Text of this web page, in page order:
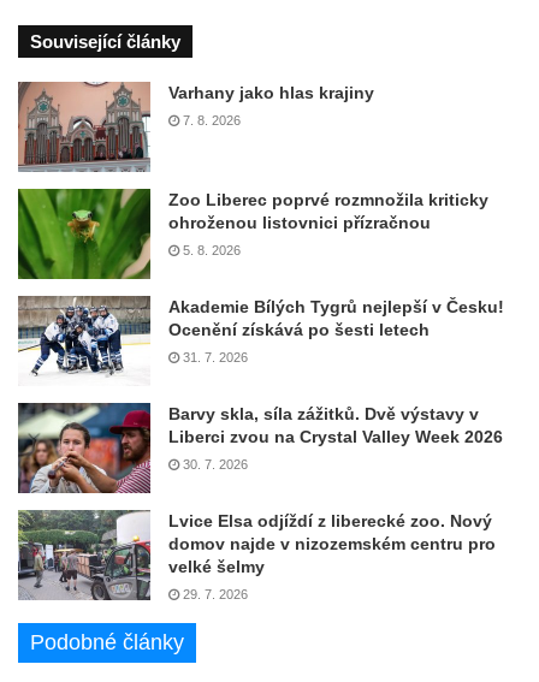
Související články
Varhany jako hlas krajiny
7. 8. 2026
Zoo Liberec poprvé rozmnožila kriticky
ohroženou listovnici přízračnou
5. 8. 2026
Akademie Bílých Tygrů nejlepší v Česku!
Ocenění získává po šesti letech
31. 7. 2026
Barvy skla, síla zážitků. Dvě výstavy v
Liberci zvou na Crystal Valley Week 2026
30. 7. 2026
Lvice Elsa odjíždí z liberecké zoo. Nový
domov najde v nizozemském centru pro
velké šelmy
29. 7. 2026
Podobné články